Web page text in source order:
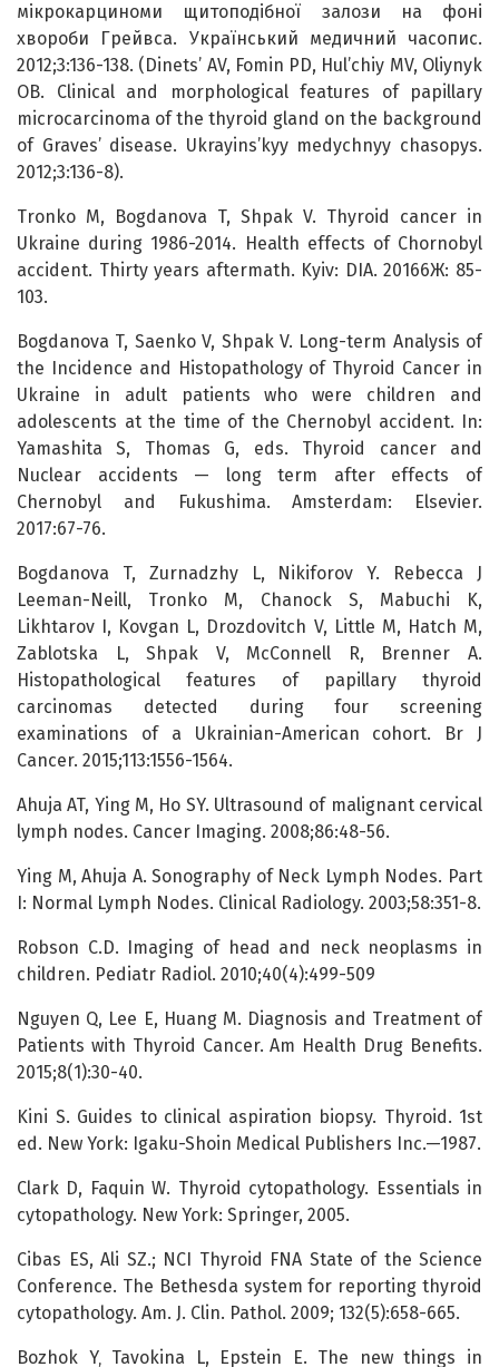
мікрокарциноми щитоподібної залози на фоні
хвороби Грейвса. Український медичний часопис.
2012;3:136-138. (Dinets’ AV, Fomin PD, Hul’chiy MV, Oliynyk
OB. Clinical and morphological features of papillary
microcarcinoma of the thyroid gland on the background
of Graves’ disease. Ukrayins’kyy medychnyy chasopys.
2012;3:136-8).
Tronko M, Bogdanova T, Shpak V. Thyroid cancer in
Ukraine during 1986-2014. Health effects of Chornobyl
accident. Thirty years aftermath. Kyiv: DIA. 20166Ж: 85-
103.
Bogdanova T, Saenko V, Shpak V. Long-term Analysis of
the Incidence and Histopathology of Thyroid Cancer in
Ukraine in adult patients who were children and
adolescents at the time of the Chernobyl accident. In:
Yamashita S, Thomas G, eds. Thyroid cancer and
Nuclear accidents — long term after effects of
Chernobyl and Fukushima. Amsterdam: Elsevier.
2017:67-76.
Bogdanova T, Zurnadzhy L, Nikiforov Y. Rebecca J
Leeman-Neill, Tronko M, Chanock S, Mabuchi K,
Likhtarov I, Kovgan L, Drozdovitch V, Little M, Hatch M,
Zablotska L, Shpak V, McConnell R, Brenner A.
Histopathological features of papillary thyroid
carcinomas detected during four screening
examinations of a Ukrainian-American cohort. Br J
Cancer. 2015;113:1556-1564.
Ahuja AT, Ying M, Ho SY. Ultrasound of malignant cervical
lymph nodes. Cancer Imaging. 2008;86:48-56.
Ying M, Ahuja A. Sonography of Neck Lymph Nodes. Part
I: Normal Lymph Nodes. Clinical Radiology. 2003;58:351-8.
Robson C.D. Imaging of head and neck neoplasms in
children. Pediatr Radiol. 2010;40(4):499-509
Nguyen Q, Lee E, Huang M. Diagnosis and Treatment of
Patients with Thyroid Cancer. Am Health Drug Benefits.
2015;8(1):30-40.
Kini S. Guides to clinical aspiration biopsy. Thyroid. 1st
ed. New York: Igaku-Shoin Medical Publishers Inc.—1987.
Clark D, Faquin W. Thyroid cytopathology. Essentials in
cytopathology. New York: Springer, 2005.
Cibas ES, Ali SZ.; NCI Thyroid FNA State of the Science
Conference. The Bethesda system for reporting thyroid
cytopathology. Am. J. Clin. Pathol. 2009; 132(5):658-665.
Bozhok Y‚ Tavokina L, Epstein E. The new things in